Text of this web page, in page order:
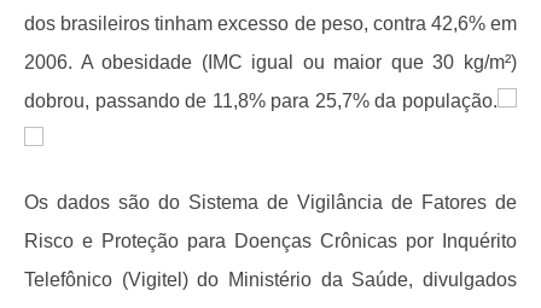
dos brasileiros tinham excesso de peso, contra 42,6% em
2006. A obesidade (IMC igual ou maior que 30 kg/m²)
dobrou, passando de 11,8% para 25,7% da população.
Os dados são do Sistema de Vigilância de Fatores de
Risco e Proteção para Doenças Crônicas por Inquérito
Telefônico (Vigitel) do Ministério da Saúde, divulgados